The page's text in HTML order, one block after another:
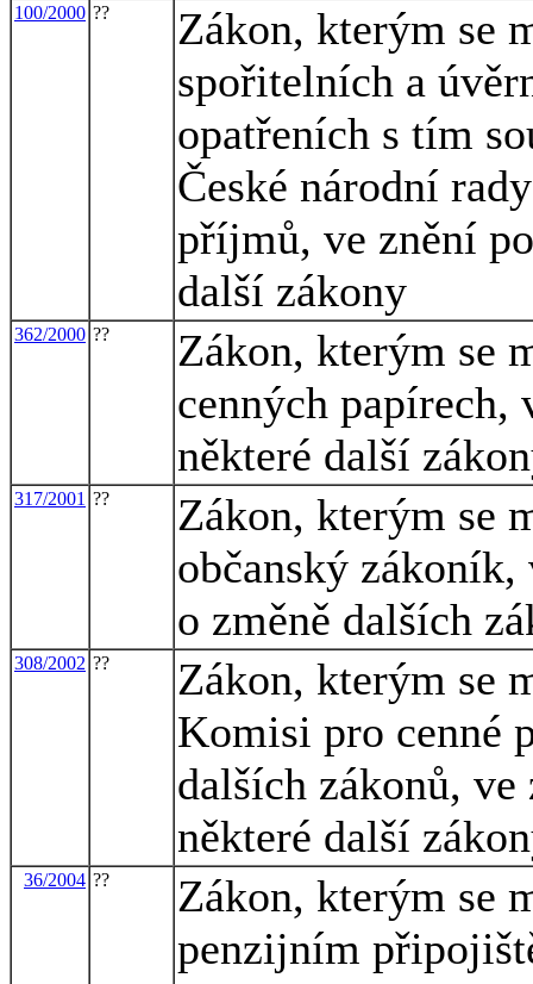
100/2000 ??
Zákon, kterým se
spořitelních a
opatřeních s tím
České národní
příjmů, ve znění
další zákony
362/2000 ??
Zákon, kterým se
cenných papírech,
některé další
317/2001 ??
Zákon, kterým se
občanský zákoník,
o změně dalších
308/2002 ??
Zákon, kterým se
Komisi pro cenné
dalších zákonů,
některé další
36/2004 ??
Zákon, kterým se
penzijním